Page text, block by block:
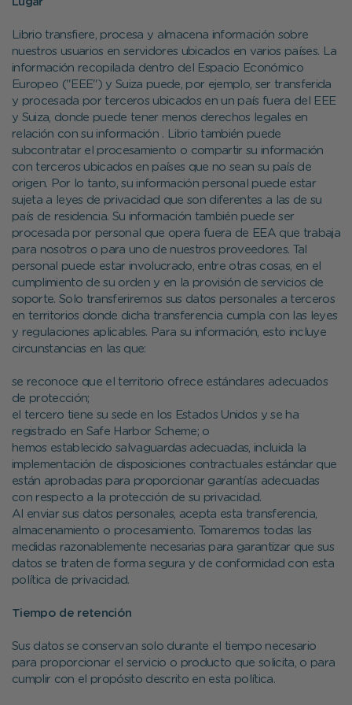
Librio transfiere, procesa y almacena información sobre
nuestros usuarios en servidores ubicados en varios países. La
información recopilada dentro del Espacio Económico
Europeo ("EEE") y Suiza puede, por ejemplo, ser transferida
y procesada por terceros ubicados en un país fuera del EEE
y Suiza, donde puede tener menos derechos legales en
relación con su información . Librio también puede
subcontratar el procesamiento o compartir su información
con terceros ubicados en países que no sean su país de
origen. Por lo tanto, su información personal puede estar
sujeta a leyes de privacidad que son diferentes a las de su
país de residencia. Su información también puede ser
procesada por personal que opera fuera de EEA que trabaja
para nosotros o para uno de nuestros proveedores. Tal
personal puede estar involucrado, entre otras cosas, en el
cumplimiento de su orden y en la provisión de servicios de
soporte. Solo transferiremos sus datos personales a terceros
en territorios donde dicha transferencia cumpla con las leyes
y regulaciones aplicables. Para su información, esto incluye
circunstancias en las que:
se reconoce que el territorio ofrece estándares adecuados
de protección;
el tercero tiene su sede en los Estados Unidos y se ha
registrado en Safe Harbor Scheme; o
hemos establecido salvaguardas adecuadas, incluida la
implementación de disposiciones contractuales estándar que
están aprobadas para proporcionar garantías adecuadas
con respecto a la protección de su privacidad.
Al enviar sus datos personales, acepta esta transferencia,
almacenamiento o procesamiento. Tomaremos todas las
medidas razonablemente necesarias para garantizar que sus
datos se traten de forma segura y de conformidad con esta
política de privacidad.
Tiempo de retención
Sus datos se conservan solo durante el tiempo necesario
para proporcionar el servicio o producto que solicita, o para
cumplir con el propósito descrito en esta política.